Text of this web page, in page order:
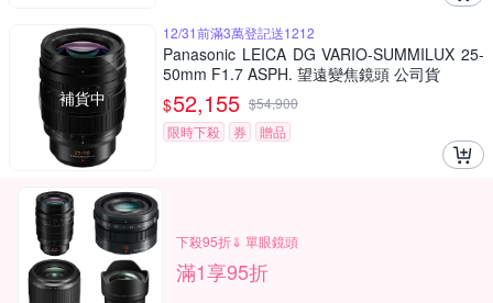
補貨中
12/31前滿3萬登記送1212
Panasonic LEICA DG VARIO-SUMMILUX 25-
50mm F1.7 ASPH. 望遠變焦鏡頭 公司貨
$52,155 $54,900
限時下殺
券 贈品
下殺95折⇓ 單眼鏡頭
滿1享95折